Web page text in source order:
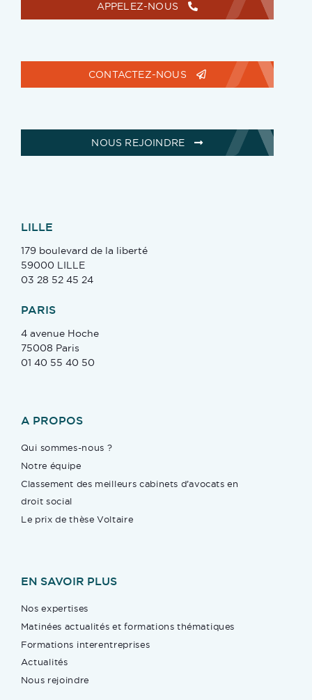
APPELEZ-NOUS
CONTACTEZ-NOUS
NOUS REJOINDRE
LILLE
179 boulevard de la liberté
59000 LILLE
03 28 52 45 24
PARIS
4 avenue Hoche
75008 Paris
01 40 55 40 50
A PROPOS
Qui sommes-nous ?
Notre équipe
Classement des meilleurs cabinets d’avocats en
droit social
Le prix de thèse Voltaire
EN SAVOIR PLUS
Nos expertises
Matinées actualités et formations thématiques
Formations interentreprises
Actualités
Nous rejoindre